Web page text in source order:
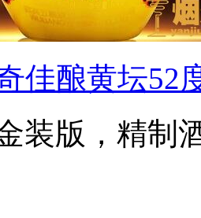
佳酿黄坛52
装版，精制